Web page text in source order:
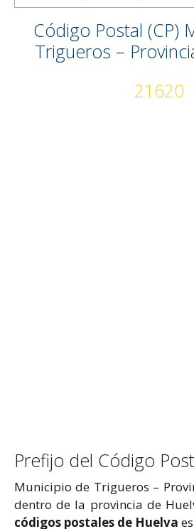
Código Postal (CP)
Trigueros –
21620
Prefijo del Código
Municipio de Trigueros –
dentro de la provincia de
códigos postales de Huelva